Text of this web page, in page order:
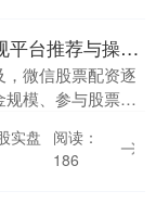
微信股票配资：正规平台推荐与操作指南
微信股票配资逐
模、参与股票市
场上平台众多，
全操作，成为投资
实盘
阅读：
186